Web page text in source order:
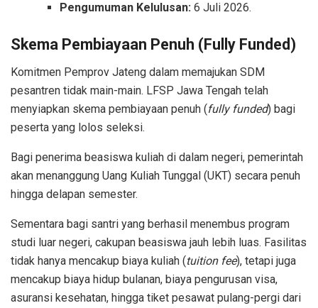
Pengumuman Kelulusan:6 Juli 2026.
Skema Pembiayaan Penuh (Fully Funded)
Komitmen Pemprov Jateng dalam memajukan SDM
pesantren tidak main-main. LFSP Jawa Tengah telah
menyiapkan skema pembiayaan penuh (fully funded) bagi
peserta yang lolos seleksi.
Bagi penerima beasiswa kuliah di dalam negeri, pemerintah
akan menanggung Uang Kuliah Tunggal (UKT) secara penuh
hingga delapan semester.
Sementara bagi santri yang berhasil menembus program
studi luar negeri, cakupan beasiswa jauh lebih luas. Fasilitas
tidak hanya mencakup biaya kuliah (tuition fee), tetapi juga
mencakup biaya hidup bulanan, biaya pengurusan visa,
asuransi kesehatan, hingga tiket pesawat pulang-pergi dari